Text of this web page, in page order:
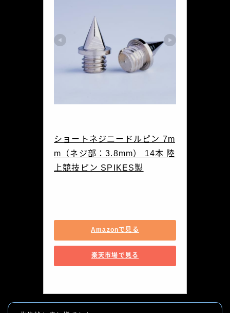
ショートネジニードルピン 7m
m（ネジ部：3.8mm） 14本 陸
上競技ピン SPIKES製
Amazonで見る
楽天市場で見る